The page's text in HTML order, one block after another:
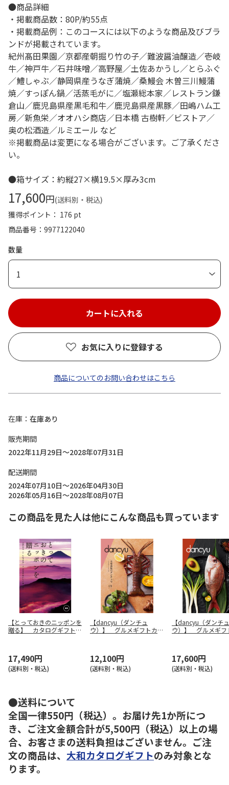
●商品詳細
・掲載商品数：80P/約55点
・掲載商品例：このコースには以下のような商品及びブラ
ンドが掲載されています。
紀州髙田果園／京都産朝掘り竹の子／難波醤油醸造／壱岐
牛／神戸牛／石井味噌／高野屋／土佐あかうし／とらふぐ
／鱧しゃぶ／静岡県産うなぎ蒲焼／桑鰻会 木曽三川鰻蒲
焼／すっぽん鍋／活蒸毛がに／塩瀬総本家／レストラン鎌
倉山／鹿児島県産黒毛和牛／鹿児島県産黒豚／田嶋ハム工
房／新魚栄／オオハシ商店／日本橋 古樹軒／ビストア／
奥の松酒造／ルミエール など
※掲載商品は変更になる場合がございます。ご了承くださ
い。
●箱サイズ：約縦27×横19.5×厚み3cm
17,600円(送料別・税込)
獲得ポイント： 176 pt
商品番号
9977122040
数量
1
お気に入りに登録する
商品についてのお問い合わせはこちら
在庫
在庫あり
販売期間
2022年11月29日～2028年07月31日
配送期間
2024年07月10日～2026年04月30日
2026年05月16日～2028年08月07日
この商品を見た人は他にこんな商品も買っています
【とっておきのニッポンを
贈る】 カタログギフト
17,490円
(送料別・税込)
【dancyu（ダンチュ
ウ）】 グルメギフトカタ
12,100円
(送料別・税込)
【dancyu（ダンチュ
ウ）】 グルメギフ
17,600円
(送料別・税込)
●送料について
全国一律550円（税込）。お届け先1か所につ
き、ご注文金額合計が5,500円（税込）以上の場
合、お客さまの送料負担はございません。ご注
文の商品は、 大和カタログギフトのみ対象とな
ります。